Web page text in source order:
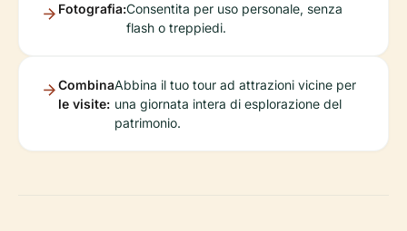
Fotografia:Consentita per uso personale, senza
flash o treppiedi.
Combina
le visite:
Abbina il tuo tour ad attrazioni vicine per
una giornata intera di esplorazione del
patrimonio.